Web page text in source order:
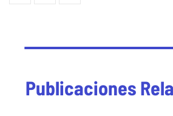
Publicaciones